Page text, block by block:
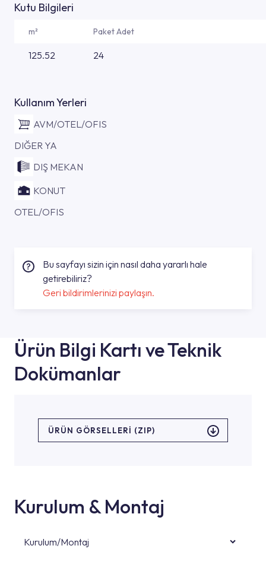
Kutu Bilgileri
m² Paket Adet
125.52 24
Kullanım Yerleri
AVM/OTEL/OFIS
DIĞER YA
DIŞ MEKAN
KONUT
OTEL/OFIS
Bu sayfayı sizin için nasıl daha yararlı hale
getirebiliriz?
Geri bildirimlerinizi paylaşın.
Ürün Bilgi Kartı ve Teknik
Dokümanlar
ÜRÜN GÖRSELLERI (ZIP)
Kurulum & Montaj
Kurulum/Montaj